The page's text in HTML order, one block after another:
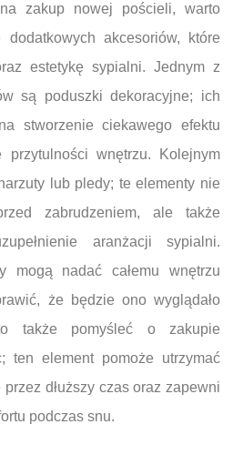
zakup nowej pościeli, warto
akcesoriów, które
estetykę sypialni. Jednym z
są poduszki dekoracyjne; ich
stworzenie ciekawego efektu
wnętrzu. Kolejnym
lub pledy; te elementy nie
zabrudzeniem, ale także
aranżacji sypialni.
mogą nadać całemu wnętrzu
że będzie ono wyglądało
także pomyśleć o zakupie
ten element pomoże utrzymać
dłuższy czas oraz zapewni
podczas snu.